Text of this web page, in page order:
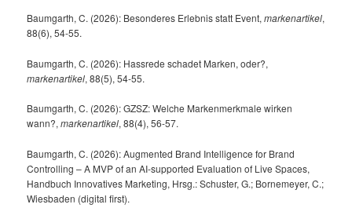
Baumgarth, C. (2026): Besonderes Erlebnis statt Event,markenartikel,
88(6), 54-55.
Baumgarth, C. (2026): Hassrede schadet Marken, oder?,
markenartikel, 88(5), 54-55.
Baumgarth, C. (2026): GZSZ: Welche Markenmerkmale wirken
wann?,markenartikel, 88(4), 56-57.
Baumgarth, C. (2026): Augmented Brand Intelligence for Brand
Controlling – A MVP of an AI-supported Evaluation of Live Spaces,
Handbuch Innovatives Marketing, Hrsg.: Schuster, G.; Bornemeyer, C.;
Wiesbaden (digital first).